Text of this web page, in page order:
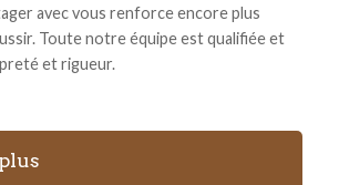
avec vous renforce encore plus
Toute notre équipe est qualifiée et
et rigueur.